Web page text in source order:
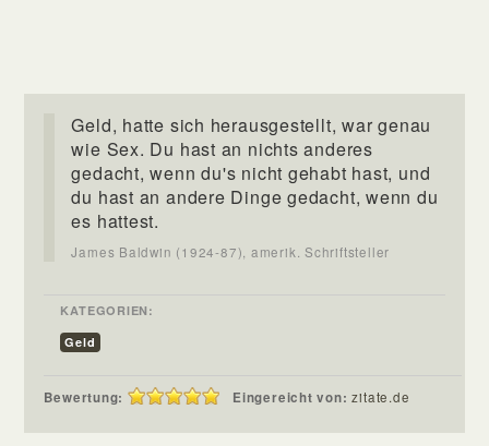
Geld, hatte sich herausgestellt, war genau
wie Sex. Du hast an nichts anderes
gedacht, wenn du's nicht gehabt hast, und
du hast an andere Dinge gedacht, wenn du
es hattest.
James Baldwin (1924-87), amerik. Schriftsteller
KATEGORIEN:
Geld
Bewertung: Eingereicht von:zitate.de